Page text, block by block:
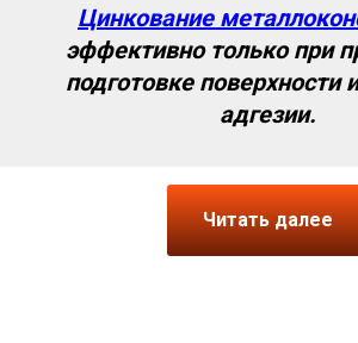
Цинкование
эффективно только при
подготовке поверхности
адгезии.
Читать далее